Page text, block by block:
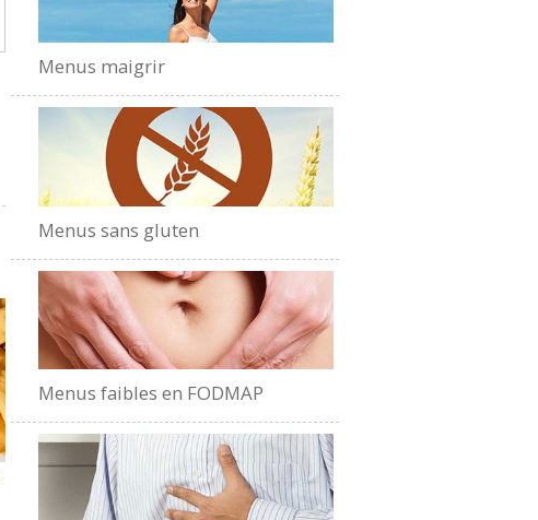
Menus maigrir
Menus sans gluten
Menus faibles en FODMAP